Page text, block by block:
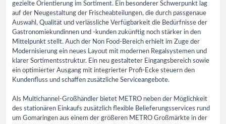
gezielte Orientierung im Sortiment. Ein besonderer Schwerpunkt lag
auf der Neugestaltung der Frischeabteilungen, die durch passgenaue
Auswahl, Qualität und verlässliche Verfügbarkeit die Bedürfnisse der
Gastronomiekundinnen und -kunden zukünftig noch stärker in den
Mittelpunkt stellt. Auch der Non Food-Bereich erhielt im Zuge der
Modernisierung ein neues Layout mit modernen Regalsystemen und
klarer Sortimentsstruktur. Ein neu gestalteter Eingangsbereich sowie
ein optimierter Ausgang mit integrierter Profi-Ecke steuern den
Kundenfluss und schaffen zusätzliche Serviceangebote.
Als Multichannel-Großhändler bietet METRO neben der Möglichkeit
des stationären Einkaufs zusätzlich flexible Belieferungsservices rund
um Gomaringen aus einem der größeren METRO Großmärkte in der